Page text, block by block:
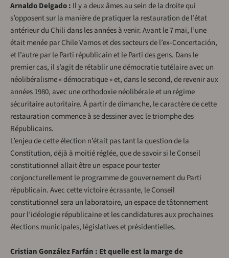
Arnaldo Delgado : Il y a deux âmes au sein de la droite qui
s’opposent sur la manière de pratiquer la restauration de l’état
antérieur du Chili dans les années à venir. Avant le 7 mai, l’une
était menée par Chile Vamos et des secteurs de l’ex-Concertación,
et l’autre par le Parti républicain et le Parti des gens. Dans le
premier cas, il s’agit de rétablir une démocratie tutélaire avec un
néolibéralisme « démocratique » et, dans le second, de revenir aux
années 1980, avec une orthodoxie néolibérale et un régime
sécuritaire autoritaire. À partir de dimanche, le caractère de cette
restauration commence à se dessiner avec le triomphe des
Républicains.
L’enjeu de cette élection n’était pas tant la question de la
Constitution, déjà à moitié réglée, que de savoir si le Conseil
constitutionnel allait être un espace pour tester
conjoncturellement le programme de gouvernement du Parti
républicain. Avec cette victoire écrasante, le Conseil
constitutionnel sera un laboratoire, un espace de tâtonnement
pour l’idéologie républicaine et les candidatures aux prochaines
élections municipales, législatives et présidentielles.
Cristian González Farfán : Et quelle est la marge de